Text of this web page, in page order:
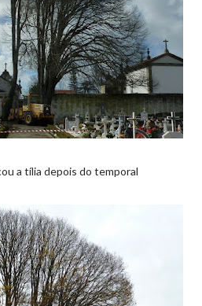
a tília depois do temporal